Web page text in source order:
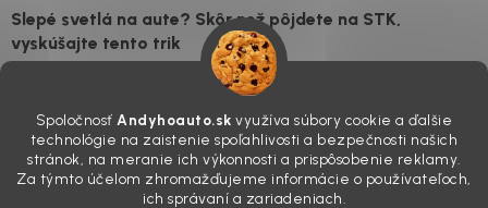
Spoločnosť Andyhoauto.sk využíva súbory cookie a ďalšie
technológie na zaistenie spoľahlivosti a bezpečnosti našich
stránok, na meranie ich výkonnosti a prispôsobenie reklamy.
Za týmto účelom zhromažďujeme informácie o používateľoch,
ich správaní a zariadeniach.
Slepé svetlá na aute? Skôr než pôjdete na STK,
vyskúšajte tento trik
skutočnosti je? Často za to môžu práve „slepé“ svetlomety. Ten
mliečny, drsný povrch nie je len estetická vada. Keď slnko a soľ urobia
svoje, plexisklo začne svetlo rozptyľovať namiesto to...
Zabudnite na handru. Ak chcete mať auto naozaj čisté,